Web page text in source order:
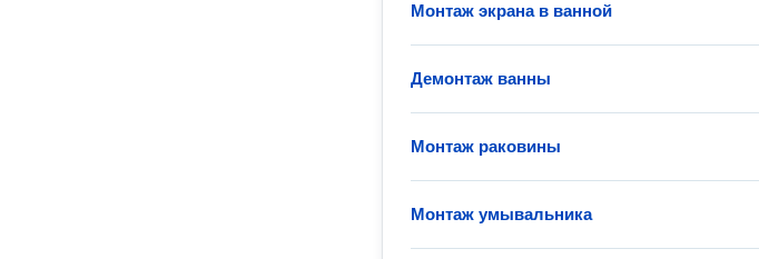
Монтаж экрана в ванной
Демонтаж ванны
Монтаж раковины
Монтаж умывальника